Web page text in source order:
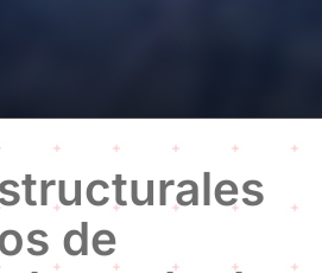
de